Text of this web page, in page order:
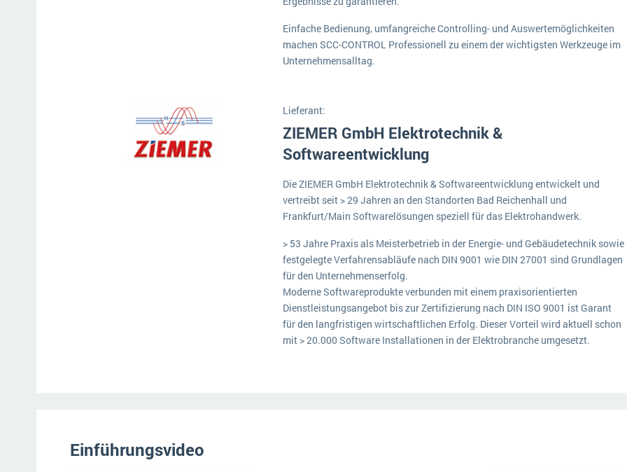
Kosten
Lebensmittelindustrie
MEHR ÜBER ERP-SOFTWARE
Einfache Bedienung, umfangreiche Controlling- und Auswertemöglichkeiten
machen SCC-CONTROL Professionell zu einem der wichtigsten Werkzeuge im
Unternehmensalltag.
Lieferant:
ZIEMER GmbH Elektrotechnik &
Softwareentwicklung
Die ZIEMER GmbH Elektrotechnik & Softwareentwicklung entwickelt und
vertreibt seit > 29 Jahren an den Standorten Bad Reichenhall und
Frankfurt/Main Softwarelösungen speziell für das Elektrohandwerk.
> 53 Jahre Praxis als Meisterbetrieb in der Energie- und Gebäudetechnik sowie
festgelegte Verfahrensabläufe nach DIN 9001 wie DIN 27001 sind Grundlagen
für den Unternehmenserfolg.
Moderne Softwareprodukte verbunden mit einem praxisorientierten
Dienstleistungsangebot bis zur Zertifizierung nach DIN ISO 9001 ist Garant
für den langfristigen wirtschaftlichen Erfolg. Dieser Vorteil wird aktuell schon
mit > 20.000 Software Installationen in der Elektrobranche umgesetzt.
Einführungsvideo